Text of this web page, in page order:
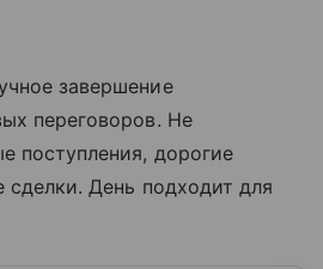
завершение
переговоров. Не
поступления, дорогие
День подходит для